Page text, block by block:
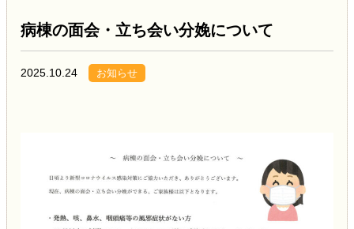
病棟の面会・立ち会い分娩について
2025.10.24 お知らせ